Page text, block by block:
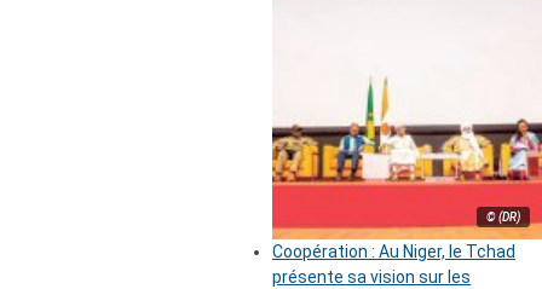
© (DR)
Coopération : Au Niger, le Tchad
présente sa vision sur les